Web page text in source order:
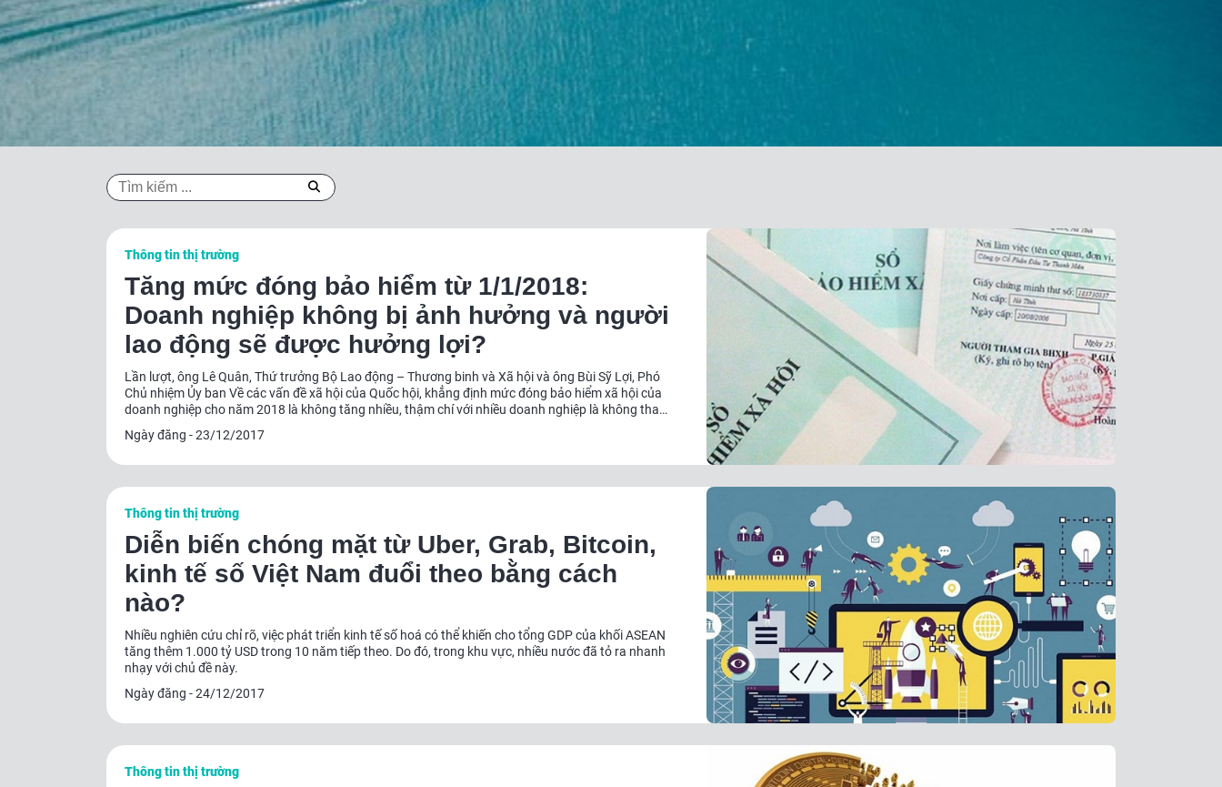
Thông tin thị trường
Tăng mức đóng bảo hiểm từ 1/1/2018:
Doanh nghiệp không bị ảnh hưởng và người
lao động sẽ được hưởng lợi?
Lần lượt, ông Lê Quân, Thứ trưởng Bộ Lao động – Thương binh và Xã hội và ông Bùi Sỹ Lợi, Phó
Chủ nhiệm Ủy ban Về các vấn đề xã hội của Quốc hội, khẳng định mức đóng bảo hiểm xã hội của
doanh nghiệp cho năm 2018 là không tăng nhiều, thậm chí với nhiều doanh nghiệp là không thay
Ngày đăng - 23/12/2017
Thông tin thị trường
Diễn biến chóng mặt từ Uber, Grab, Bitcoin,
kinh tế số Việt Nam đuổi theo bằng cách
nào?
Nhiều nghiên cứu chỉ rõ, việc phát triển kinh tế số hoá có thể khiến cho tổng GDP của khối ASEAN
tăng thêm 1.000 tỷ USD trong 10 năm tiếp theo. Do đó, trong khu vực, nhiều nước đã tỏ ra nhanh
nhạy với chủ đề này.
Ngày đăng - 24/12/2017
Thông tin thị trường